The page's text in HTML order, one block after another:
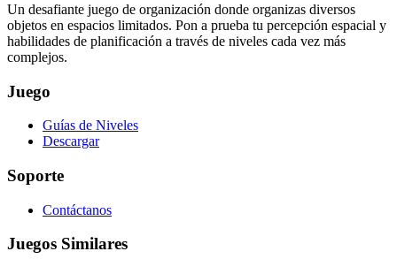
Un desafiante juego de organización donde organizas diversos
objetos en espacios limitados. Pon a prueba tu percepción espacial y
habilidades de planificación a través de niveles cada vez más
complejos.
Juego
Guías de Niveles
Descargar
Soporte
Contáctanos
Juegos Similares